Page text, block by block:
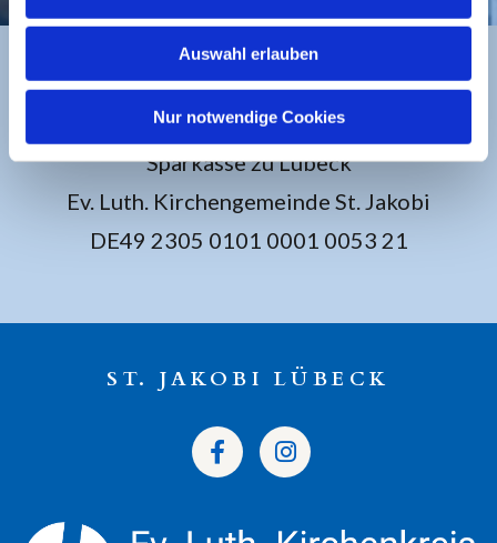
Auswahl erlauben
Nur notwendige Cookies
BANKVERBINDUNG
Sparkasse zu Lübeck
Ev. Luth. Kirchengemeinde St. Jakobi
DE49 2305 0101 0001 0053 21
ST. JAKOBI LÜBECK